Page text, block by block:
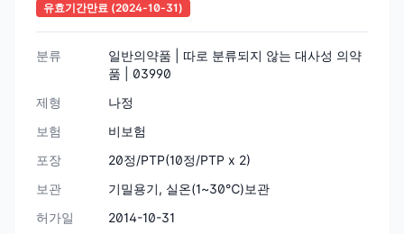
유효기간만료 (2024-10-31)
분류
일반의약품 | 따로 분류되지 않는 대사성 의약
품 | 03990
제형
나정
보험
비보험
포장
20정/PTP(10정/PTP x 2)
보관
기밀용기, 실온(1~30℃)보관
허가일
2014-10-31